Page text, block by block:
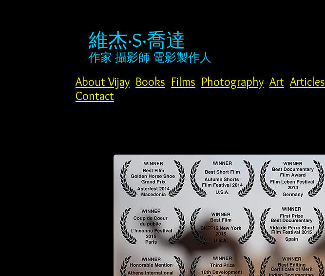
維杰·S·喬達
作家 攝影師 電影製作人
About Vijay Books Films Photography Art Articles
Contact